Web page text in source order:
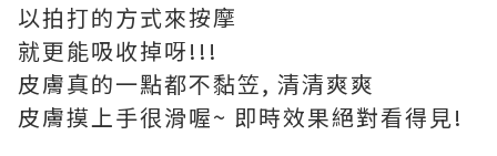
以拍打的方式來按摩
就更能吸收掉呀!!!
皮膚真的一點都不黏笠, 清清爽爽
皮膚摸上手很滑喔~ 即時效果絕對看得見!